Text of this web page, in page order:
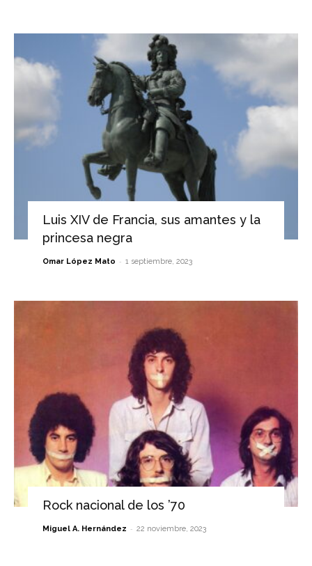
Luis XIV de Francia, sus amantes y la
princesa negra
Omar López Mato - 1 septiembre, 2023
Rock nacional de los ’70
Miguel A. Hernández - 22 noviembre, 2023